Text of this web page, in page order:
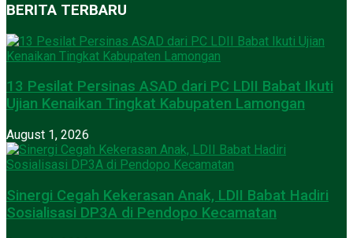
BERITA TERBARU
13 Pesilat Persinas ASAD dari PC LDII Babat Ikuti
Ujian Kenaikan Tingkat Kabupaten Lamongan
August 1, 2026
Sinergi Cegah Kekerasan Anak, LDII Babat Hadiri
Sosialisasi DP3A di Pendopo Kecamatan